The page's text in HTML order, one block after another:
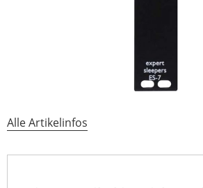
Alle Artikelinfos